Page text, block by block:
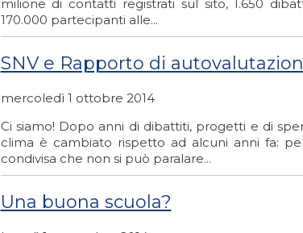
milione di contatti registrati sul sito, 1.650
170.000 partecipanti alle...
SNV e Rapporto di
mercoledì 1 ottobre 2014
Ci siamo! Dopo anni di dibattiti, progetti e di
clima è cambiato rispetto ad alcuni anni fa:
condivisa che non si può paralare...
Una buona scuola?